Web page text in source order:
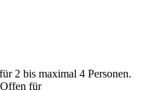
2 bis maximal 4 Personen.
für